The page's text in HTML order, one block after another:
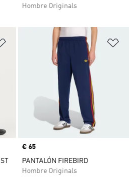
Hombre Originals
Añadir a la lista de deseos
Precio
€ 65
PANTALÓN FIREBIRD
Hombre Originals